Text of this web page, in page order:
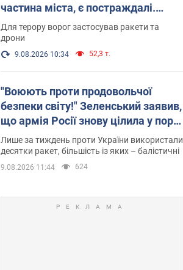
частина міста, є постраждалі.
Фото та відео
Для терору ворог застосував ракети та
дрони
9.08.2026 10:34 52,3 т.
"Воюють проти продовольчої
безпеки світу!" Зеленський заявив,
що армія Росії знову цілила у порт
в Одесі
Лише за тиждень проти України використали
десятки ракет, більшість із яких – балістичні
9.08.2026 11:44 624